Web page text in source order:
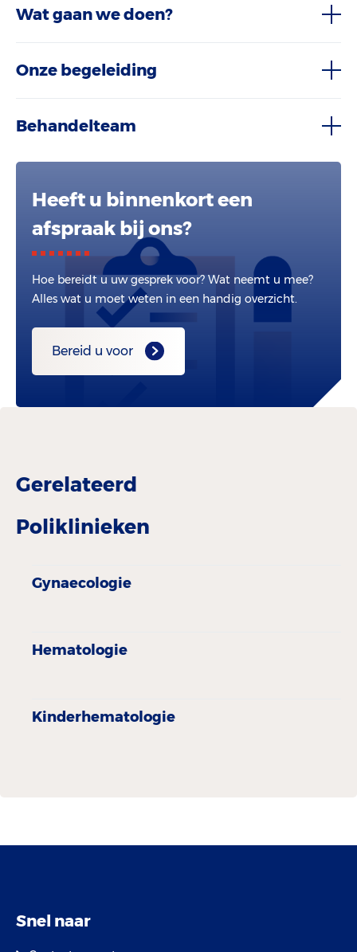
Wat gaan we doen?
Onze begeleiding
Behandelteam
Heeft u binnenkort een
afspraak bij ons?
Hoe bereidt u uw gesprek voor? Wat neemt u mee?
Alles wat u moet weten in een handig overzicht.
Bereid u voor
Gerelateerd
Poliklinieken
Gynaecologie
Hematologie
Kinder­hematologie
Snel naar